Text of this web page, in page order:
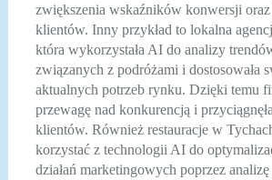
zwiększenia wskaźników konwersji
klientów. Inny przykład to lokalna
która wykorzystała AI do analizy
związanych z podróżami i dostosowała
aktualnych potrzeb rynku. Dzięki temu
przewagę nad konkurencją i
klientów. Również restauracje w
korzystać z technologii AI do
działań marketingowych poprzez